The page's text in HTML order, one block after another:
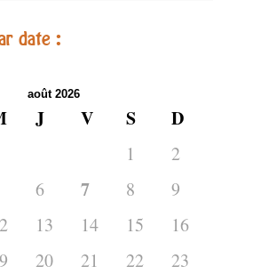
date :
août 2026
J V S D
1
2
6 7 8
9
13 14 15
16
20 21 22
23